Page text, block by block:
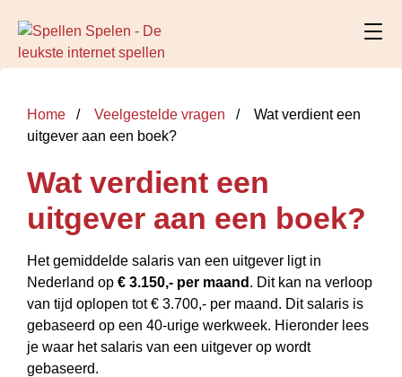
Home Veelgestelde vragen
Wat verdient een
uitgever aan een boek?
Wat verdient een
uitgever aan een boek?
Het gemiddelde salaris van een uitgever ligt in
Nederland op € 3.150,- per maand . Dit kan na verloop
van tijd oplopen tot € 3.700,- per maand. Dit salaris is
gebaseerd op een 40-urige werkweek. Hieronder lees
je waar het salaris van een uitgever op wordt
gebaseerd.